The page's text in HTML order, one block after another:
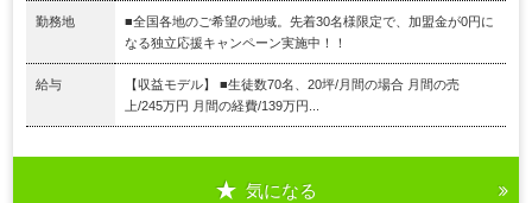
勤務地
■全国各地のご希望の地域。先着30名様限定で、加盟金が0円に
なる独立応援キャンペーン実施中！！
給与
【収益モデル】 ■生徒数70名、20坪/月間の場合 月間の売
上/245万円 月間の経費/139万円...
気になる